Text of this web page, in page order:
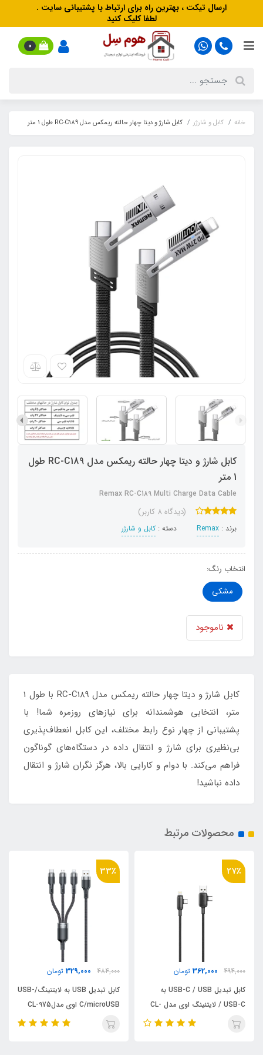
ارسال تیکت ، بهترین راه برای ارتباط با پشتیبانی سایت .
لطفا کلیک کنید
0
خانه کابل و شارژر کابل شارژ و دیتا چهار حالته ریمکس مدل RC-C189 طول 1 متر
کابل شارژ و دیتا چهار حالته ریمکس مدل RC-C189 طول
1 متر
Remax RC-C189 Multi Charge Data Cable
(دیدگاه 8 کاربر)
برند : Remax دسته :کابل و شارژر
انتخاب رنگ:
مشکی
ناموجود
کابل شارژ و دیتا چهار حالته ریمکس مدل RC-C189 با طول 1
متر، انتخابی هوشمندانه برای نیازهای روزمره شما! با
پشتیبانی از چهار نوع رابط مختلف، این کابل انعطاف‌پذیری
بی‌نظیری برای شارژ و انتقال داده در دستگاه‌های گوناگون
فراهم می‌کند. با دوام و کارایی بالا، هرگز نگران شارژ و انتقال
داده نباشید!
محصولات مرتبط
کابل تبدیل USB-C / USB به
USB-C / لایتنینگ اوی مدل CL-
484,000
کابل تبدیل USB به لایتنینگ/USB-
C/microUSB اوی مدلCL-975
طول 1.2 متر
31٪
549,000
856